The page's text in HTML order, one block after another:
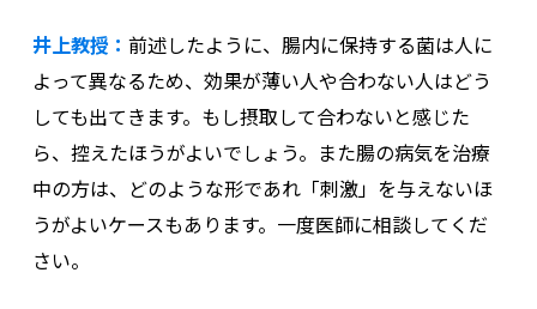
井上教授： 前述したように、腸内に保持する菌は人に
よって異なるため、効果が薄い人や合わない人はどう
しても出てきます。もし摂取して合わないと感じた
ら、控えたほうがよいでしょう。また腸の病気を治療
中の方は、どのような形であれ「刺激」を与えないほ
うがよいケースもあります。一度医師に相談してくだ
さい。